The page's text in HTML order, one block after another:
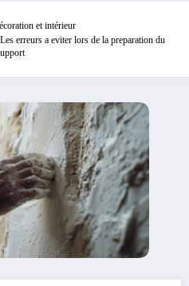
et intérieur
erreurs a eviter lors de la preparation du